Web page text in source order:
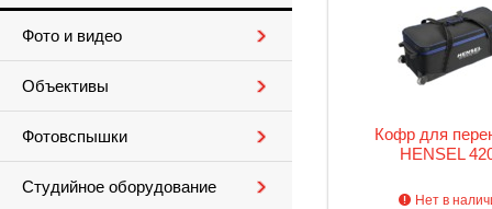
Фото и видео
Объективы
Фотовспышки
Студийное оборудование
Кофр для
HENSEL
Нет в